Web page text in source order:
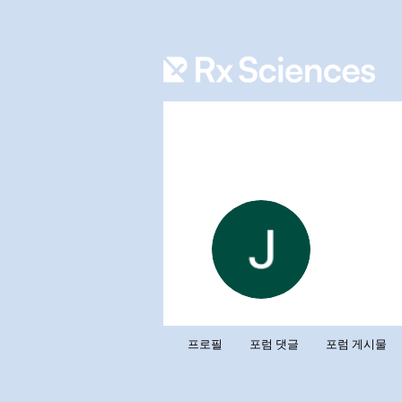
프로필 포럼 댓글 포럼 게시물